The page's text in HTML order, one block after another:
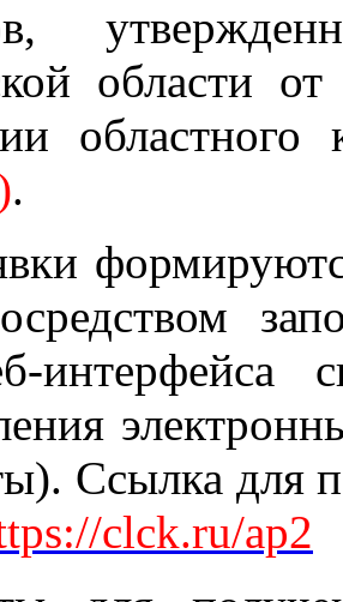
области
.
интерфейса
Ссылка для
clck.ru/ap2